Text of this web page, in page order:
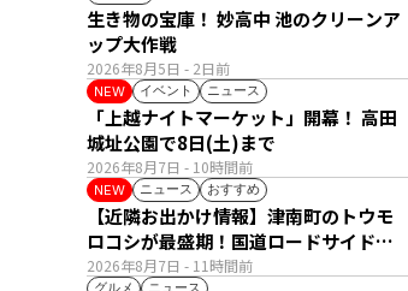
2026年8月5日 - 2日前
生き物の宝庫！ 妙高中 池のクリーンア
ップ大作戦
NEW イベント ニュース
2026年8月7日 - 10時間前
「上越ナイトマーケット」開幕！ 高田
城址公園で8日(土)まで
NEW ニュース おすすめ
2026年8月7日 - 11時間前
【近隣お出かけ情報】津南町のトウモ
ロコシが最盛期！国道ロードサイドの
直売所は朝から長い列
グルメ ニュース